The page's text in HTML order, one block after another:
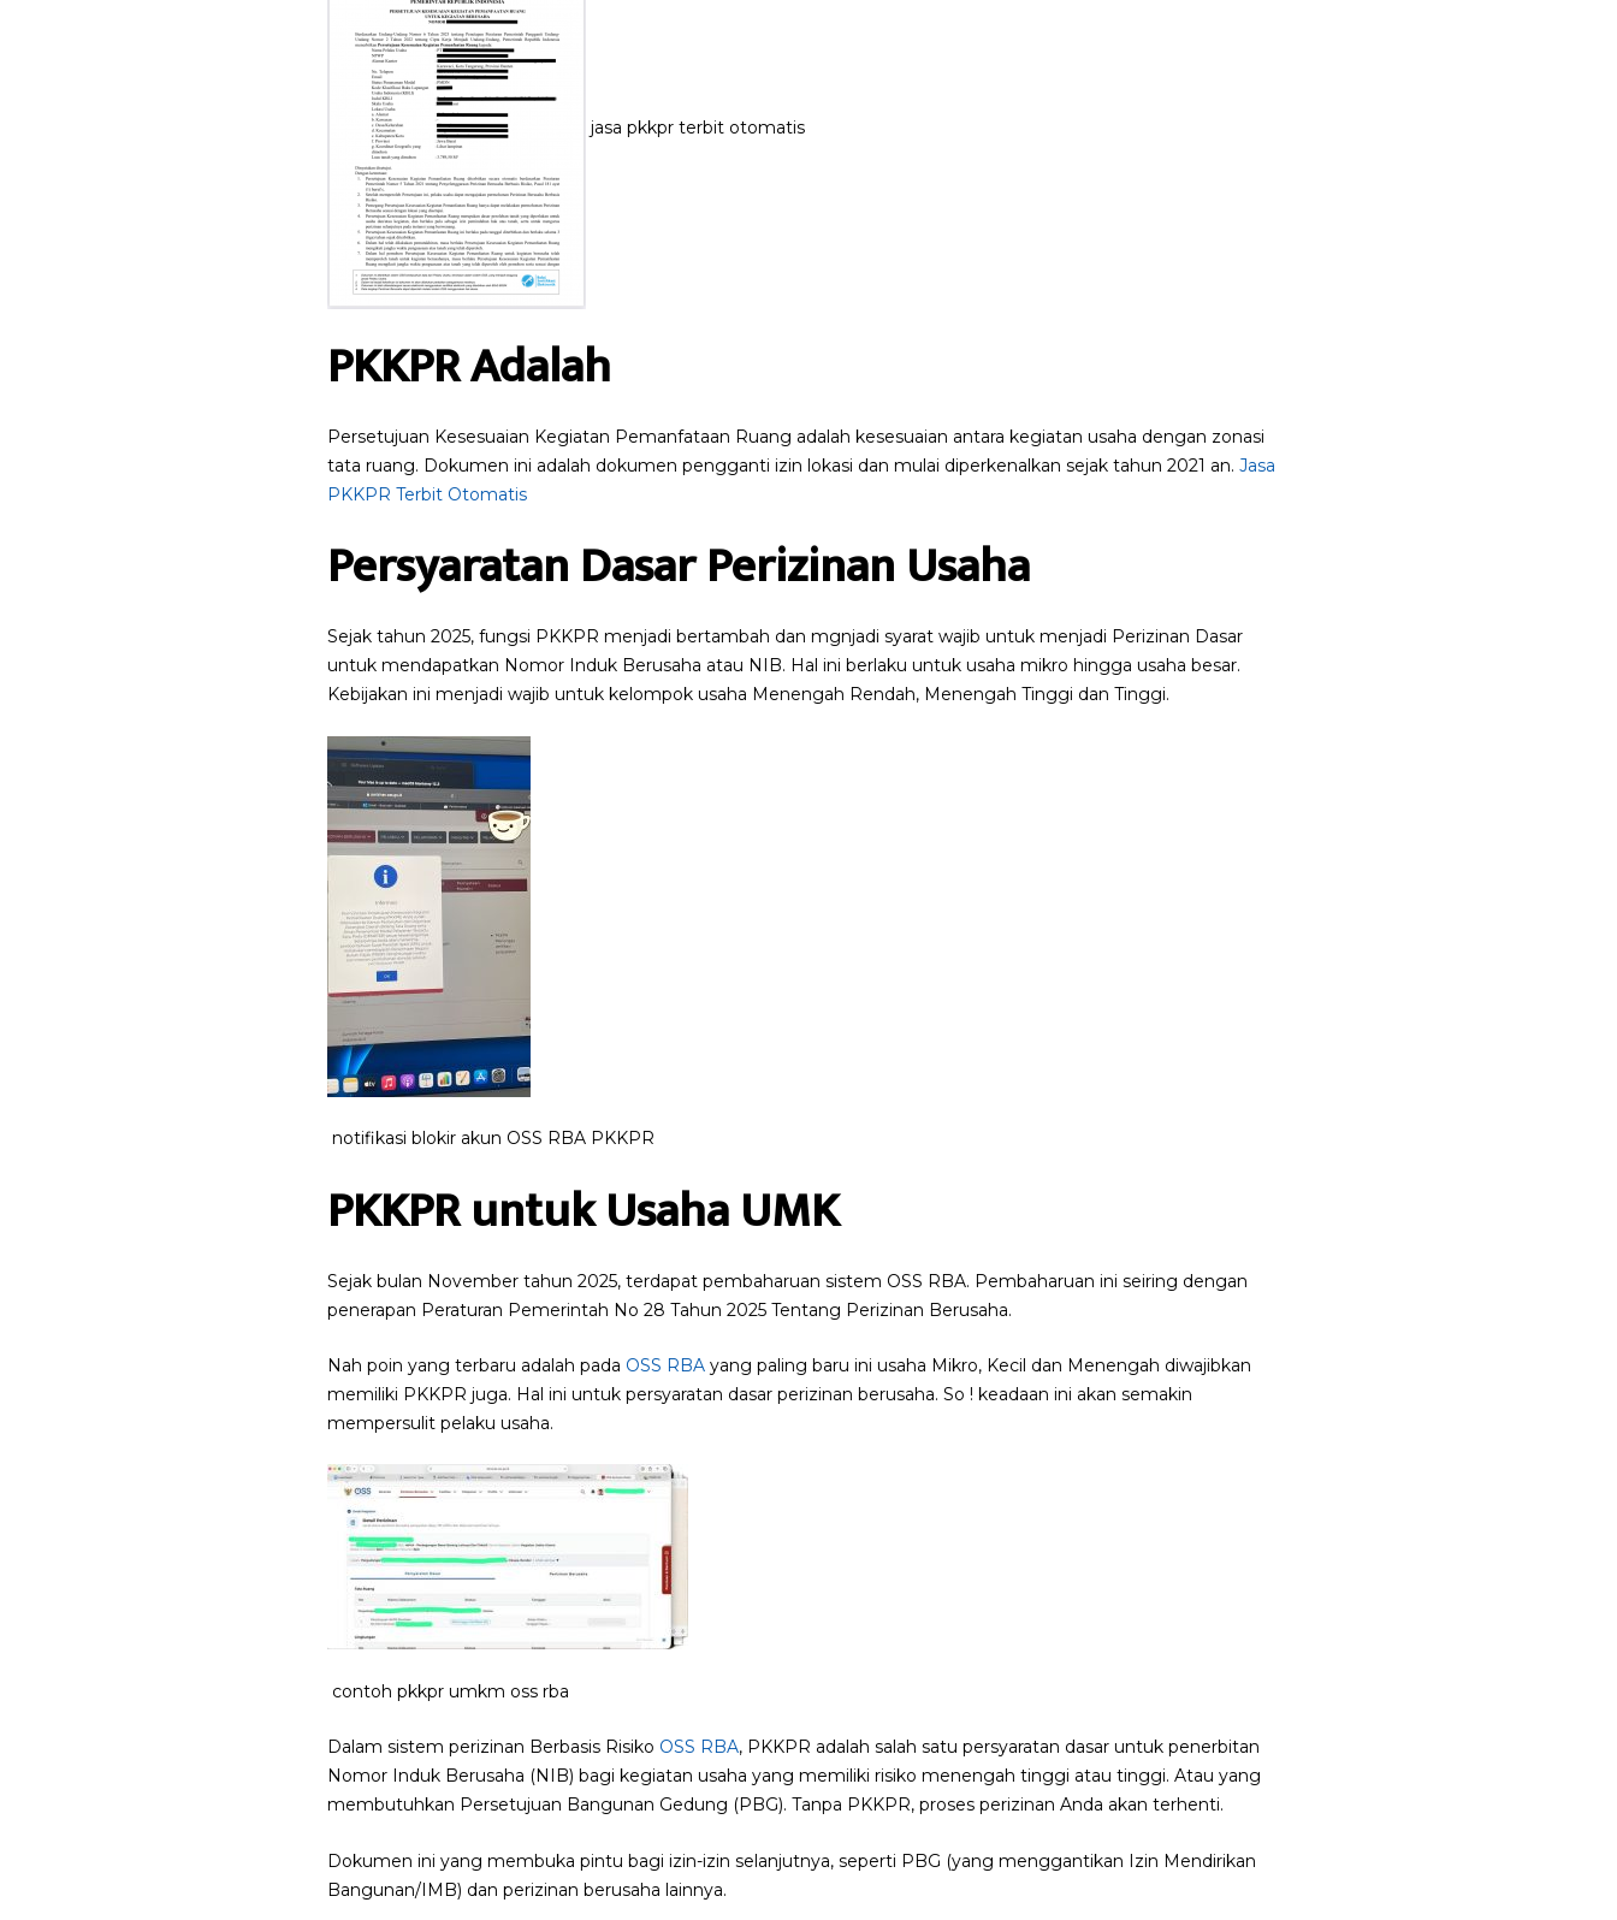
jasa pkkpr terbit otomatis
PKKPR Adalah
Persetujuan Kesesuaian Kegiatan Pemanfataan Ruang adalah kesesuaian antara kegiatan usaha dengan zonasi
tata ruang. Dokumen ini adalah dokumen pengganti izin lokasi dan mulai diperkenalkan sejak tahun 2021 an. Jasa
PKKPR Terbit Otomatis
Persyaratan Dasar Perizinan Usaha
Sejak tahun 2025, fungsi PKKPR menjadi bertambah dan mgnjadi syarat wajib untuk menjadi Perizinan Dasar
untuk mendapatkan Nomor Induk Berusaha atau NIB. Hal ini berlaku untuk usaha mikro hingga usaha besar.
Kebijakan ini menjadi wajib untuk kelompok usaha Menengah Rendah, Menengah Tinggi dan Tinggi.
notifikasi blokir akun OSS RBA PKKPR
PKKPR untuk Usaha UMK
Sejak bulan November tahun 2025, terdapat pembaharuan sistem OSS RBA. Pembaharuan ini seiring dengan
penerapan Peraturan Pemerintah No 28 Tahun 2025 Tentang Perizinan Berusaha.
Nah poin yang terbaru adalah pada OSS RBA yang paling baru ini usaha Mikro, Kecil dan Menengah diwajibkan
memiliki PKKPR juga. Hal ini untuk persyaratan dasar perizinan berusaha. So ! keadaan ini akan semakin
mempersulit pelaku usaha.
contoh pkkpr umkm oss rba
Dalam sistem perizinan Berbasis Risiko OSS RBA, PKKPR adalah salah satu persyaratan dasar untuk penerbitan
Nomor Induk Berusaha (NIB) bagi kegiatan usaha yang memiliki risiko menengah tinggi atau tinggi. Atau yang
membutuhkan Persetujuan Bangunan Gedung (PBG). Tanpa PKKPR, proses perizinan Anda akan terhenti.
Dokumen ini yang membuka pintu bagi izin-izin selanjutnya, seperti PBG (yang menggantikan Izin Mendirikan
Bangunan/IMB) dan perizinan berusaha lainnya.